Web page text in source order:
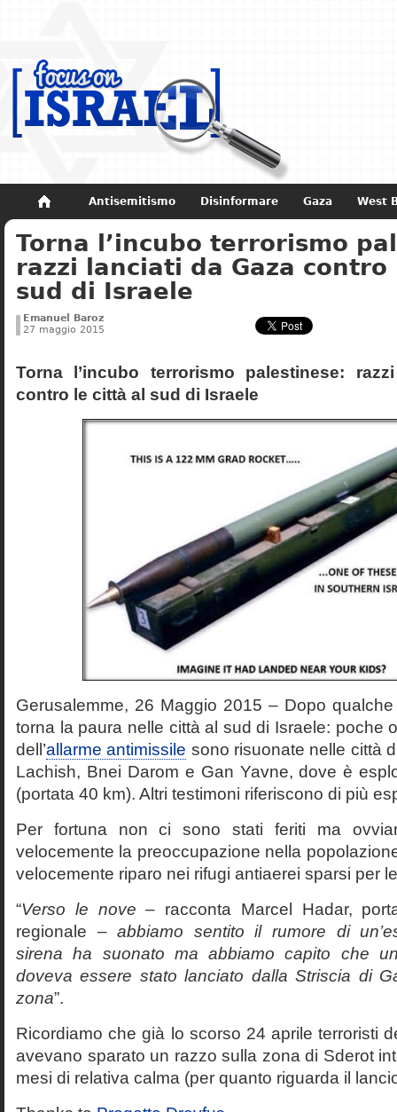
Antisemitismo Disinformare Gaza West
Non dimenticare Storia di Israele
Torna l’incubo terrorismo
razzi lanciati da Gaza
sud di Israele
Emanuel Baroz
27 maggio 2015
Torna l’incubo terrorismo palestinese:
contro le città al sud di Israele
Gerusalemme, 26 Maggio 2015 – Dopo
torna la paura nelle città al sud di Israele: poche
dell’allarme antimissile sono risuonate nelle città
Lachish, Bnei Darom e Gan Yavne, dove è
(portata 40 km). Altri testimoni riferiscono di più
Per fortuna non ci sono stati feriti ma
velocemente la preoccupazione nella
velocemente riparo nei rifugi antiaerei sparsi per
“Verso le nove – racconta Marcel Hadar,
regionale –abbiamo sentito il rumore di
sirena ha suonato ma abbiamo capito che
doveva essere stato lanciato dalla Striscia di
zona”.
Ricordiamo che già lo scorso 24 aprile terroristi
avevano sparato un razzo sulla zona di Sderot
mesi di relativa calma (per quanto riguarda il